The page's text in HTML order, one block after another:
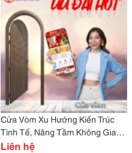
Cửa Vòm Xu Hướng Kiến Trúc
Tinh Tế, Nâng Tầm Không Gian
Sống
Liên hệ